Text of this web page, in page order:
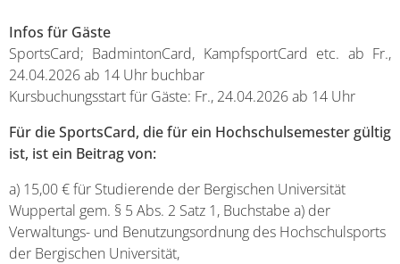
Infos für Gäste
SportsCard; BadmintonCard, KampfsportCard etc. ab Fr.,
24.04.2026 ab 14 Uhr buchbar
Kursbuchungsstart für Gäste: Fr., 24.04.2026 ab 14 Uhr
Für die SportsCard, die für ein Hochschulsemester gültig
ist, ist ein Beitrag von:
a) 15,00 € für Studierende der Bergischen Universität
Wuppertal gem. § 5 Abs. 2 Satz 1, Buchstabe a) der
Verwaltungs- und Benutzungsordnung des Hochschulsports
der Bergischen Universität,